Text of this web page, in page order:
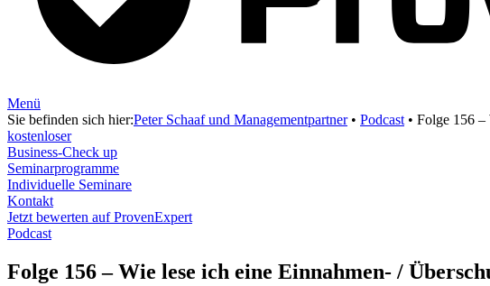
Menü
Sie befinden sich hier:Peter Schaaf und Managementpartner• Podcast • Folge 156 –
kostenloser
Business-Check up
Seminarprogramme
Individuelle Seminare
Kontakt
Jetzt bewerten auf ProvenExpert
Podcast
Folge 156 – Wie lese ich eine Einnahmen- /